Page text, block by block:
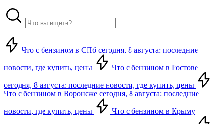
Что с бензином в СПб сегодня, 8 августа: последние
новости, где купить, цены Что с бензином в Ростове
сегодня, 8 августа: последние новости, где купить, цены
Что с бензином в Воронеже сегодня, 8 августа: последние
новости, где купить, цены Что с бензином в Крыму